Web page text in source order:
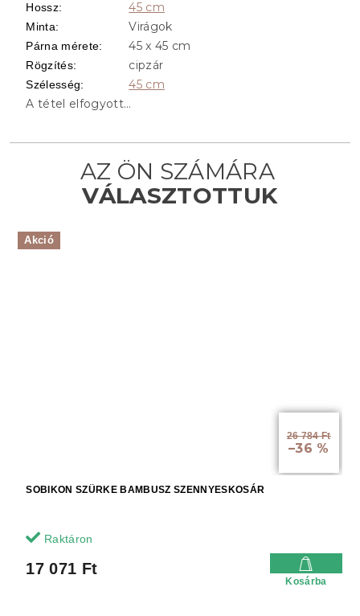
Akció
26 784 Ft
–36 %
SOBIKON SZÜRKE BAMBUSZ SZENNYESKOSÁR
Raktáron
17 071 Ft
Kosárba
Hossz: 45 cm
Minta: Virágok
Párna mérete: 45 x 45 cm
Rögzítés: cipzár
Szélesség:
45 cm
A tétel elfogyott…